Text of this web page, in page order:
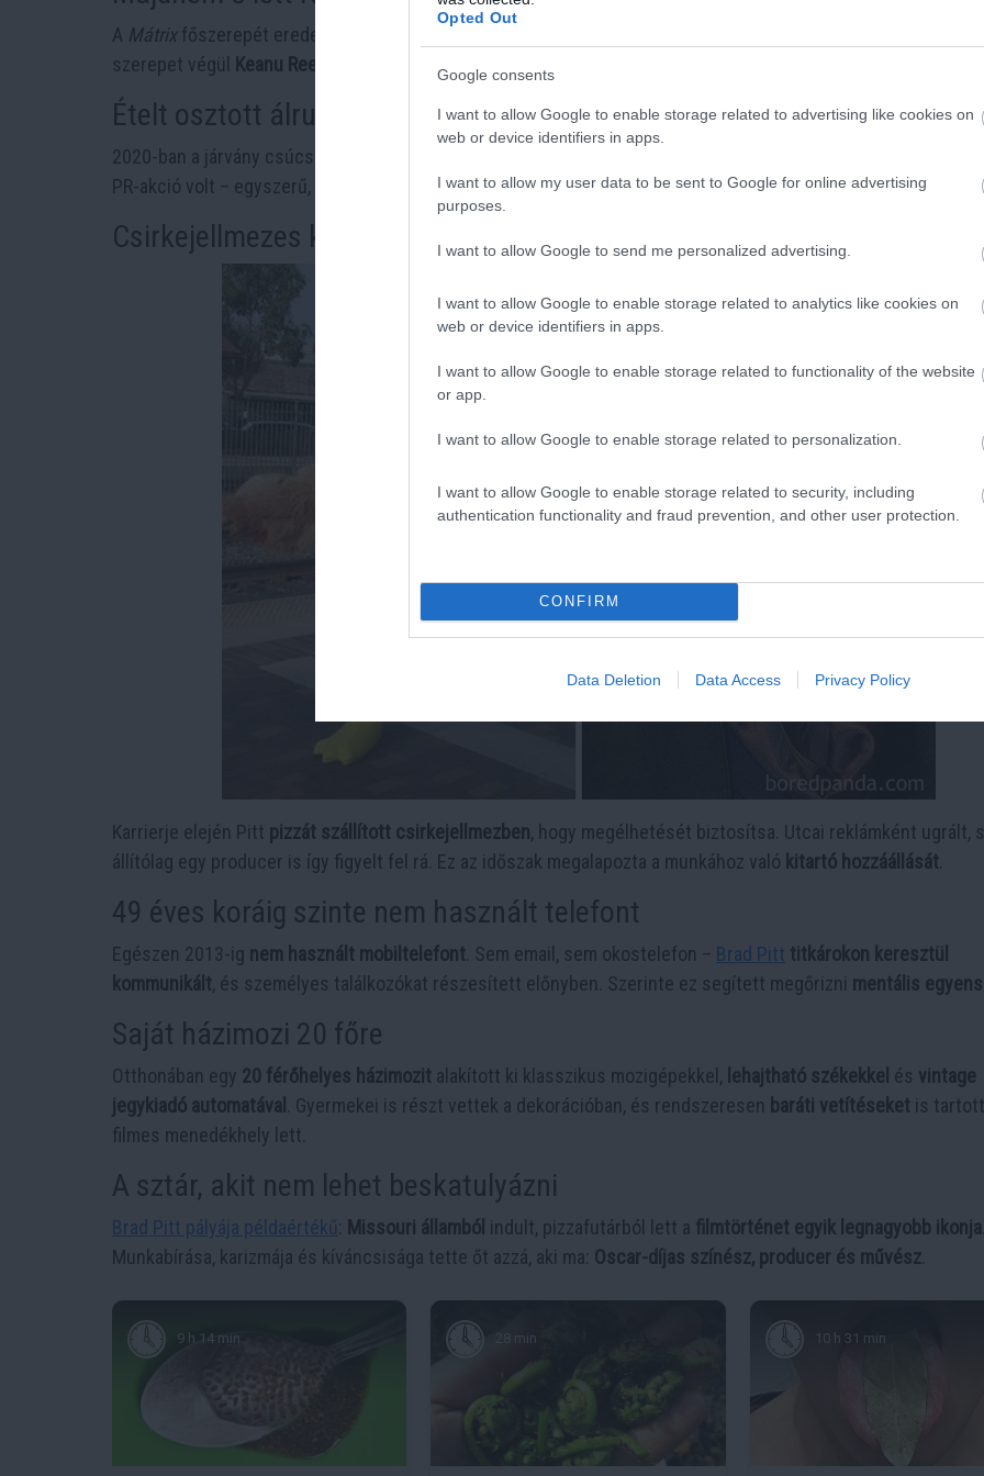
Opted Out
Google consents
I want to allow Google to enable storage related to advertising like cookies on
web or device identifiers in apps.
I want to allow my user data to be sent to Google for online advertising
purposes.
I want to allow Google to send me personalized advertising.
I want to allow Google to enable storage related to analytics like cookies on
web or device identifiers in apps.
I want to allow Google to enable storage related to functionality of the website
or app.
I want to allow Google to enable storage related to personalization.
I want to allow Google to enable storage related to security, including
authentication functionality and fraud prevention, and other user protection.
CONFIRM
Data Deletion Data Access Privacy Policy
A Mátrixfőszerepét eredetileg Brad Pittnek
szerepet végül Keanu Reeves kapta, akinek karrierje ettől szárnyalt. Pitt azonban sosem bánta meg a döntést.
Ételt osztott álruhában a járvány alatt
2020-ban a járvány csúcsán
PR-akció volt – egyszerű, önkéntes gesztus, amely bepillantást enged Pittempatikus, szerényoldalába.
Csirkejellmezes kezdetek
Karrierje elején Pitt pizzát szállított csirkejellmezben, hogy megélhetését biztosítsa. Utcai reklámként ugrált,
állítólag egy producer is így figyelt fel rá. Ez az időszak megalapozta a munkához való kitartó hozzáállását
49 éves koráig szinte nem használt telefont
Egészen 2013-ig nem használt mobiltelefont . Sem email, sem okostelefon – Brad Pitt titkárokon keresztül
kommunikált, és személyes találkozókat részesített előnyben. Szerinte ez segített megőrizni mentális
Saját házimozi 20 főre
Otthonában egy 20 férőhelyes házimozit alakított ki klasszikus mozigépekkel, lehajtható székekkel és vintage
jegykiadó automatával
. Gyermekei is részt vettek a dekorációban, és rendszeresen baráti vetítéseket is
filmes menedékhely lett.
A sztár, akit nem lehet beskatulyázni
Brad Pitt pályája példaértékű Missouri államból indult, pizzafutárból lett a filmtörténet egyik legnagyobb ikonja
Munkabírása, karizmája és kíváncsisága tette őt azzá, aki ma: Oscar-díjas színész, producer és művész
9 h 14 min 28 min 10 h 31 min